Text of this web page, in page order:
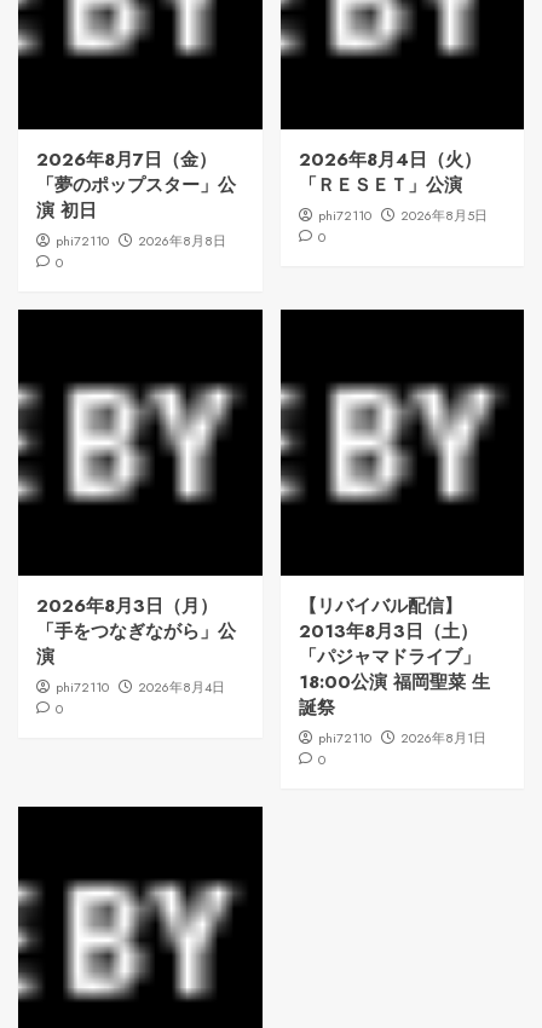
2026年8月7日（金）
「夢のポップスター」公
演 初日
phi72110
2026年8月8日
0
2026年8月4日（火）
「ＲＥＳＥＴ」公演
phi72110
2026年8月5日
0
2026年8月3日（月）
「手をつなぎながら」公
演
phi72110
2026年8月4日
0
【リバイバル配信】
2013年8月3日（土）
「パジャマドライブ」
18:00公演 福岡聖菜 生
誕祭
phi72110
2026年8月1日
0